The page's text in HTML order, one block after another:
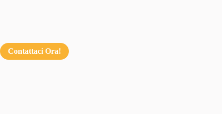
Contattaci Ora!